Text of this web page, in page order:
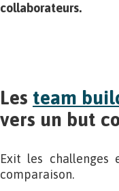
collaborateurs.
Les team
vers un but
Exit les
comparaison.